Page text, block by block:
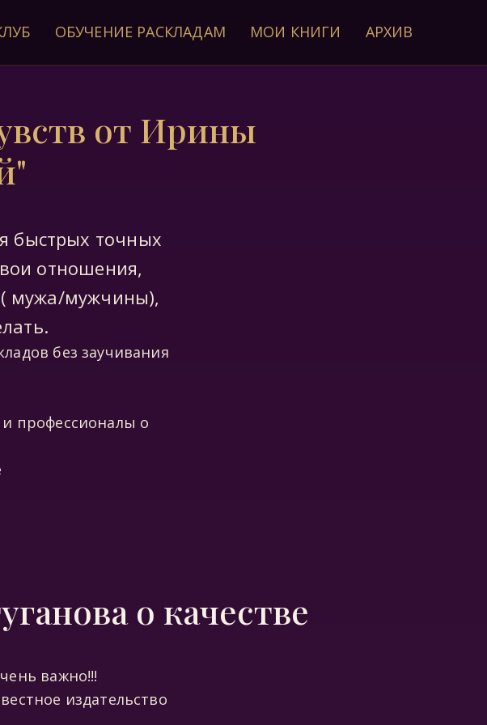
ОБУЧЕНИЕ РАСКЛАДАМ МОИ КНИГИ АРХИВ
от Ирины
быстрых точных
отношения,
( мужа/мужчины),
без заучивания
профессионалы о
о качестве
важно!!!
издательство